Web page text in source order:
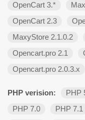
OpenCart 3.*
OpenCart 2.3
MaxyStore 2.1.0.2
Opencart.pro 2.1
Opencart.pro 2.0.3.х
PHP verision: PHP
PHP 7.0
PHP 7.1